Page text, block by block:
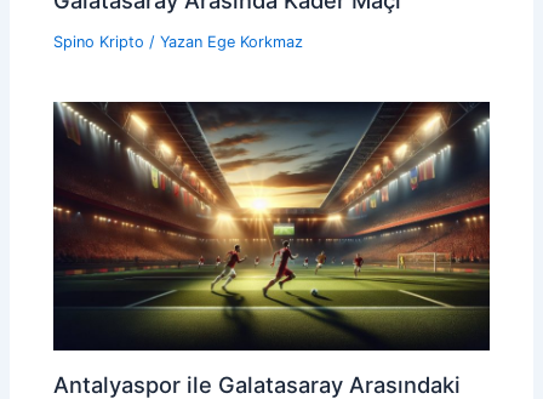
Spino Kripto / Yazan Ege Korkmaz
Antalyaspor ile Galatasaray Arasındaki